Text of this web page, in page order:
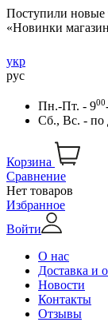
Поступили новые
«Новинки
укр
рус
Пн.-Пт. - 900
Сб., Вс. - по
Корзина
Сравнение
Нет товаров
Избранное
Войти
О нас
Доставка и
Новости
Контакты
Отзывы